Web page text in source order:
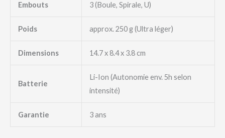
Embouts 3 (Boule, Spirale, U)
Poids approx. 250 g (Ultra léger)
Dimensions 14.7 x 8.4 x 3.8 cm
Batterie
Li-Ion (Autonomie env. 5h selon
intensité)
Garantie 3 ans